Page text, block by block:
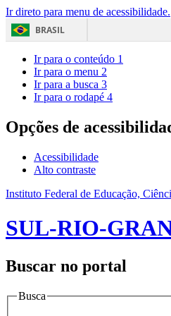
Ir direto para menu de acessibilidade.
BRASIL
Ir para o conteúdo 1
Ir para o menu 2
Ir para a busca 3
Ir para o rodapé 4
Opções de
Acessibilidade
Alto contraste
Instituto Federal de Educação,
SUL-RIO-
Buscar no portal
Busca